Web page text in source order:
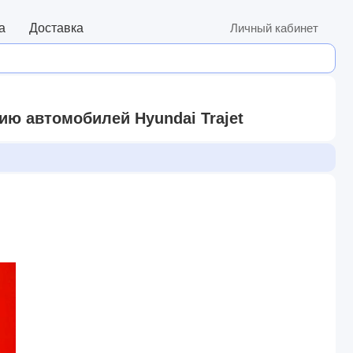
Доставка Личный кабинет
автомобилей Hyundai Trajet